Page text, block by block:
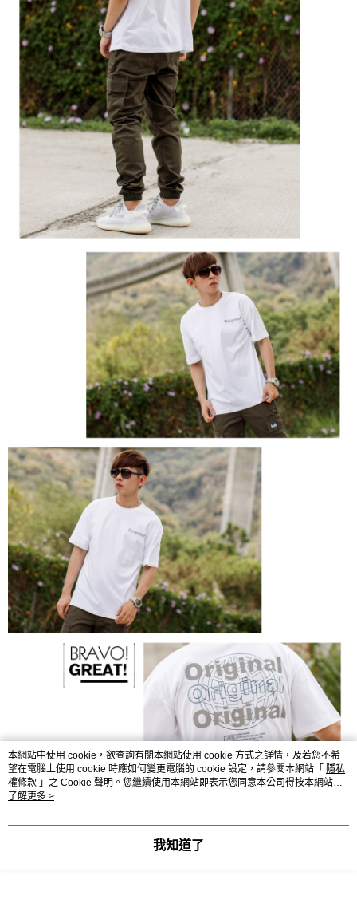
本網站中使用 cookie，欲查詢有關本網站使用 cookie 方式之詳情，及若您不希
望在電腦上使用 cookie 時應如何變更電腦的 cookie 設定，請參閱本網站「 隱私
權條款 」之 Cookie 聲明。您繼續使用本網站即表示您同意本公司得按本網站使
用條款之 Cookie 聲明使用 cookie。
了解更多 >
我知道了